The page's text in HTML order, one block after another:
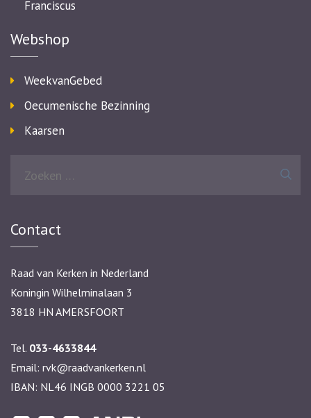
Franciscus
Webshop
WeekvanGebed
Oecumenische Bezinning
Kaarsen
Contact
Raad van Kerken in Nederland
Koningin Wilhelminalaan 3
3818 HN AMERSFOORT
Tel. 033-4633844
Email: rvk@raadvankerken.nl
IBAN: NL46 INGB 0000 3221 05